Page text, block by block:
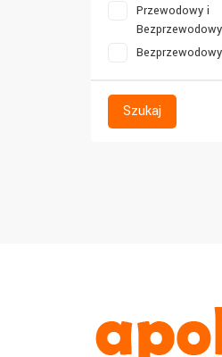
Przewodowy i
Bezprzewodowy
Bezprzewodowy
Szukaj